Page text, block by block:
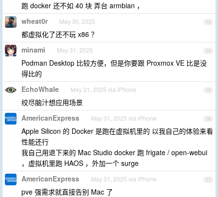
跑 docker 还不如 40 块 弄台 armbian ，
13
wheat0r May 30, 2025
都虚拟化了还不玩 x86 ？
14
minami May 31, 2025
Podman Desktop 比较方便，但是你要跟 Proxmox VE 比是没
得比的
15
EchoWhale May 31, 2025 via iPhone
绞尽脑汁想应用场景
16
AmericanExpress May 31, 2025 via iPhone
Apple Silicon 的 Docker 是跑在虚拟机里的 以我自己的体验来看
性能还行
我自己用退下来的 Mac Studio docker 跑 frigate / open-webui
，虚拟机里跑 HAOS ，外加一个 surge
17
AmericanExpress May 31, 2025 via iPhone
pve 强需求就直接告别 Mac 了